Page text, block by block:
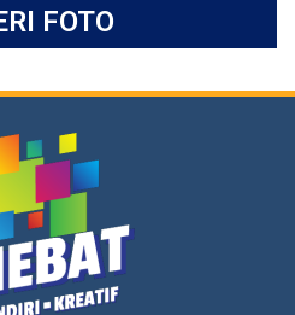
FOTO